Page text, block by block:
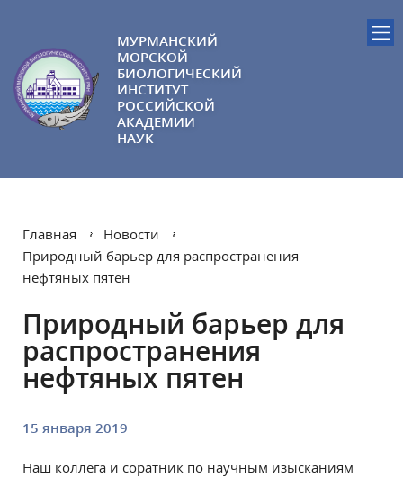
МУРМАНСКИЙ
МОРСКОЙ
БИОЛОГИЧЕСКИЙ
ИНСТИТУТ
РОССИЙСКОЙ
АКАДЕМИИ
НАУК
Главная
Новости
Природный барьер для распространения
нефтяных пятен
Природный барьер для
распространения
нефтяных пятен
15 января 2019
Наш коллега и соратник по научным изысканиям